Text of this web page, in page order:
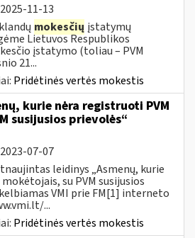
2025-11-13
mokesčių įstatymų
Lietuvos Respublikos
įstatymo (toliau – PVM
21...
Pridėtinės vertės mokestis
kurie nėra registruoti PVM
susijusios prievolės“
2023-07-07
leidinys „Asmenų, kurie
su PVM susijusios
VMI prie FM[1] interneto
...
Pridėtinės vertės mokestis